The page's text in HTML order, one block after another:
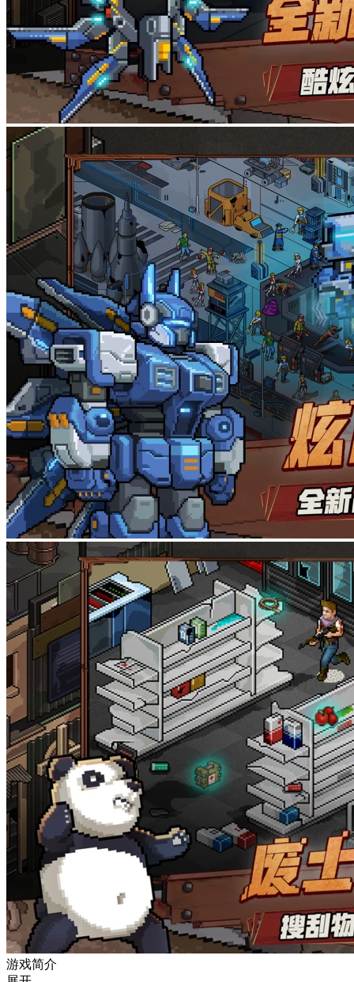
游戏简介